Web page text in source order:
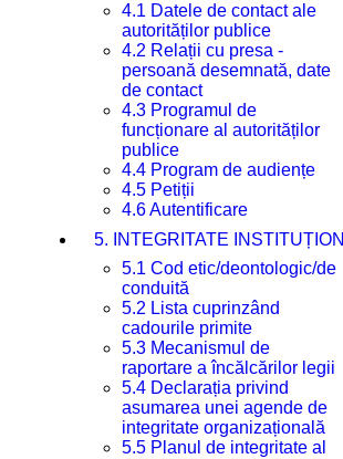
4.1 Datele de contact ale
autorităților publice
4.2 Relații cu presa -
persoană desemnată, date
de contact
4.3 Programul de
funcționare al autorităților
publice
4.4 Program de audiențe
4.5 Petiții
4.6 Autentificare
5. INTEGRITATE
5.1 Cod etic/deontologic/de
conduită
5.2 Lista cuprinzând
cadourile primite
5.3 Mecanismul de
raportare a încălcărilor legii
5.4 Declarația privind
asumarea unei agende de
integritate organizațională
5.5 Planul de integritate al